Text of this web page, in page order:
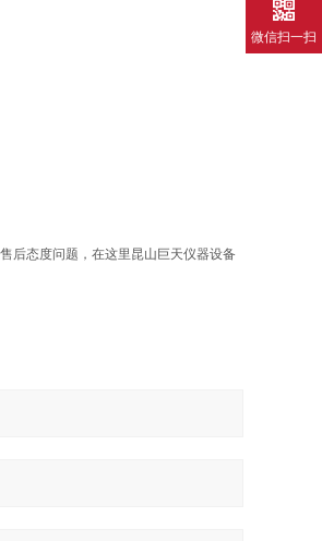
后态度问题，在这里昆山巨天仪器设备
微信扫一扫